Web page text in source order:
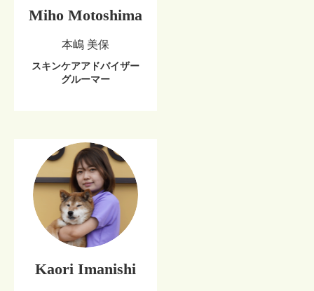
Miho Motoshima
本嶋 美保
スキンケアアドバイザー
グルーマー
Kaori Imanishi